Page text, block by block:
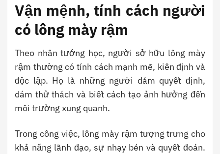
Vận mệnh, tính cách người
có lông mày rậm
Theo nhân tướng học, người sở hữu lông mày
rậm thường có tính cách mạnh mẽ, kiên định và
độc lập. Họ là những người dám quyết định,
dám thử thách và biết cách tạo ảnh hưởng đến
môi trường xung quanh.
Trong công việc, lông mày rậm tượng trưng cho
khả năng lãnh đạo, sự nhạy bén và quyết đoán.